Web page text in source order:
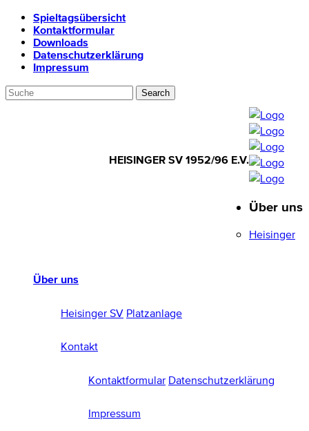
Spieltagsübersicht
Kontaktformular
Downloads
Datenschutzerklärung
Impressum
HEISINGER SV 1952/96 E.V.
1952/96 E.V.
Über uns
Heisinger SV Platzanlage
Kontakt
Kontaktformular Datenschutzerklärung
Impressum
Über uns
Heisinger